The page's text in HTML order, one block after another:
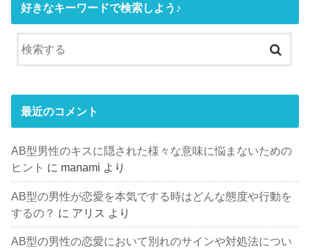
好きなキーワードで検索しよう♪
最近のコメント
AB型男性のキスに隠された様々な意味に悩まないための
ヒント に manami より
AB型の男性が恋愛を本気でする時はどんな態度や行動を
するの？ に アリス より
AB型の男性の恋愛において別れのサインや対処法につい